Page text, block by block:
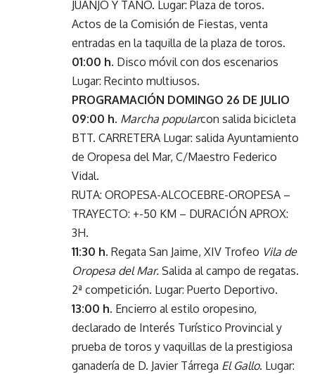
JUANJO Y TANO. Lugar: Plaza de toros.
Actos de la Comisión de Fiestas, venta
entradas en la taquilla de la plaza de toros.
01:00 h. Disco móvil con dos escenarios
Lugar: Recinto multiusos.
PROGRAMACIÓN DOMINGO 26 DE JULIO
09:00 h. Marcha popularcon salida bicicleta
BTT. CARRETERA Lugar: salida Ayuntamiento
de Oropesa del Mar, C/Maestro Federico
Vidal.
RUTA: OROPESA-ALCOCEBRE-OROPESA –
TRAYECTO: +-50 KM – DURACIÓN APROX:
3H.
11:30 h. Regata San Jaime, XIV Trofeo Vila de
Oropesa del Mar. Salida al campo de regatas.
2ª competición. Lugar: Puerto Deportivo.
13:00 h. Encierro al estilo oropesino,
declarado de Interés Turístico Provincial y
prueba de toros y vaquillas de la prestigiosa
ganadería de D. Javier Tárrega El Gallo. Lugar: